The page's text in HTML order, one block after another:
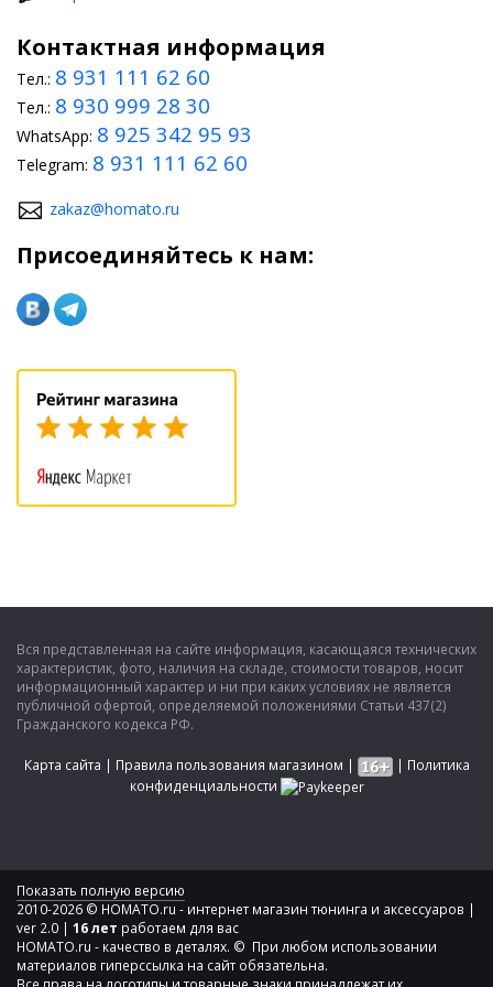
оформление руля и коробки передач;
обивку салона;
оформление внешнего вида сидений.
Несмотря на превосходное изначальное оформление
автомобиля, тюнинг сможет придать ей дополнительные
Контактная информация
Тел.: 8 931 111 62 60
Тел.: 8 930 999 28 30
WhatsApp: 8 925 342 95 93
Telegram: 8 931 111 62 60
zakaz@homato.ru
Присоединяйтесь к нам:
Вся представленная на сайте информация, касающаяся технических
характеристик, фото, наличия на складе, стоимости товаров, носит
информационный характер и ни при каких условиях не является
публичной офертой, определяемой положениями Статьи 437(2)
Гражданского кодекса РФ.
Карта сайта | Правила пользования магазином | | Политика
конфиденциальности
Показать полную версию
2010-2026 © HOMATO.ru - интернет магазин тюнинга и аксессуаров |
ver 2.0 | 16 лет работаем для вас
HOMATO.ru - качество в деталях. © При любом использовании
материалов гиперссылка на сайт обязательна.